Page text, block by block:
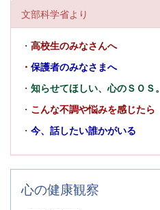
文部科学省より
・ 高校生のみなさんへ
・ 保護者のみなさまへ
・ 知らせてほしい、心のＳＯＳ。
・ こんな不調や悩みを感じたら
・ 今、話したい誰かがいる
心の健康観察